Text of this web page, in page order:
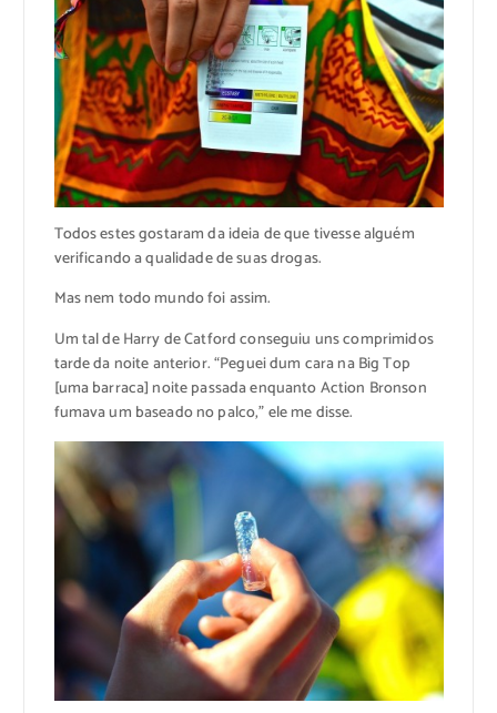
Todos estes gostaram da ideia de que tivesse alguém
verificando a qualidade de suas drogas.
Mas nem todo mundo foi assim.
Um tal de Harry de Catford conseguiu uns comprimidos
tarde da noite anterior. “Peguei dum cara na Big Top
[uma barraca] noite passada enquanto Action Bronson
fumava um baseado no palco,” ele me disse.